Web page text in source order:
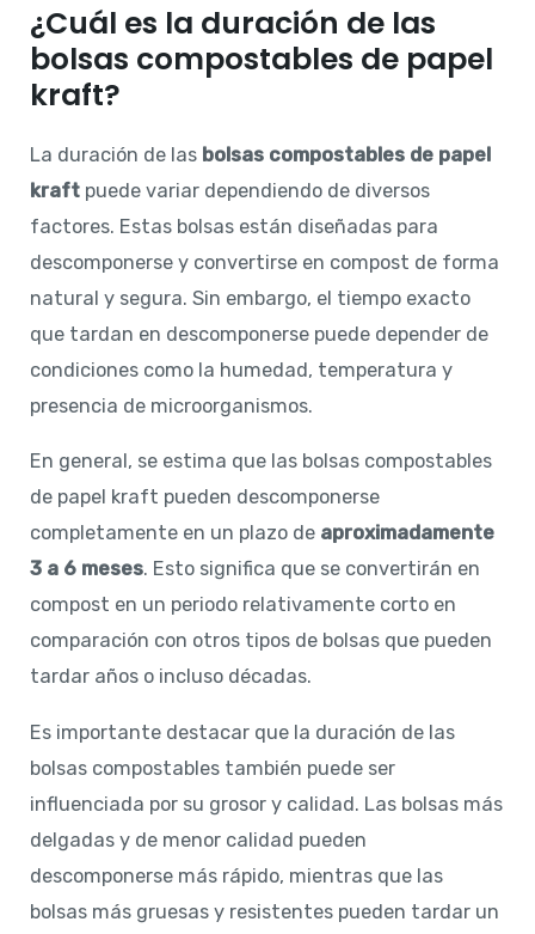
¿Cuál es la duración de las
bolsas compostables de papel
kraft?
La duración de las bolsas compostables de papel
kraft puede variar dependiendo de diversos
factores. Estas bolsas están diseñadas para
descomponerse y convertirse en compost de forma
natural y segura. Sin embargo, el tiempo exacto
que tardan en descomponerse puede depender de
condiciones como la humedad, temperatura y
presencia de microorganismos.
En general, se estima que las bolsas compostables
de papel kraft pueden descomponerse
completamente en un plazo de aproximadamente
3 a 6 meses. Esto significa que se convertirán en
compost en un periodo relativamente corto en
comparación con otros tipos de bolsas que pueden
tardar años o incluso décadas.
Es importante destacar que la duración de las
bolsas compostables también puede ser
influenciada por su grosor y calidad. Las bolsas más
delgadas y de menor calidad pueden
descomponerse más rápido, mientras que las
bolsas más gruesas y resistentes pueden tardar un